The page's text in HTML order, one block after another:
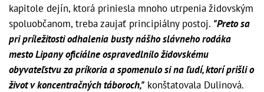
kapitole dejín, ktorá priniesla mnoho utrpenia židovským
spoluobčanom, treba zaujať principiálny postoj. "Preto sa
pri príležitosti odhalenia busty nášho slávneho rodáka
mesto Lipany oficiálne ospravedlnilo židovskému
obyvateľstvu za príkoria a spomenulo si na ľudí, ktorí prišli o
život v koncentračných táboroch," konštatovala Dulinová.